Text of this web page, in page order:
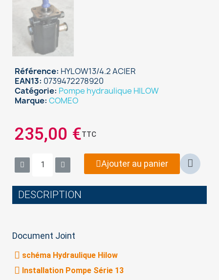
Référence HYLOW13/4.2 ACIER
EAN13 0739472278920
Catégorie Pompe hydraulique HILOW
Marque COMEO
235,00 €TTC
Ajouter au panier
DESCRIPTION
Document Joint
schéma Hydraulique Hilow
Installation Pompe Série 13